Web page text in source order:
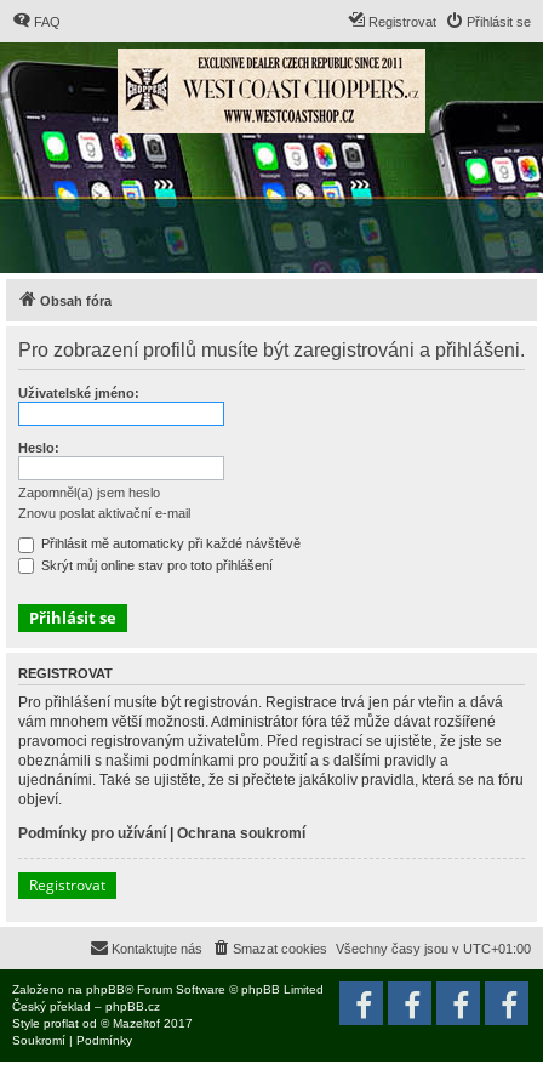
FAQ Přihlásit se
Registrovat
Obsah fóra
Pro zobrazení profilů musíte být zaregistrováni a přihlášeni.
Uživatelské jméno:
Heslo:
Zapomněl(a) jsem heslo
Znovu poslat aktivační e-mail
Přihlásit mě automaticky při každé návštěvě
Skrýt můj online stav pro toto přihlášení
REGISTROVAT
Pro přihlášení musíte být registrován. Registrace trvá jen pár vteřin a dává
vám mnohem větší možnosti. Administrátor fóra též může dávat rozšířené
pravomoci registrovaným uživatelům. Před registrací se ujistěte, že jste se
obeznámili s našimi podmínkami pro použití a s dalšími pravidly a
ujednáními. Také se ujistěte, že si přečtete jakákoliv pravidla, která se na fóru
objeví.
Podmínky pro užívání | Ochrana soukromí
Registrovat
Všechny časy jsou v UTC+01:00
Smazat cookies
Kontaktujte nás
Založeno na phpBB® Forum Software © phpBB Limited
Český překlad – phpBB.cz
Style proflat od ©Mazeltof 2017
Soukromí | Podmínky